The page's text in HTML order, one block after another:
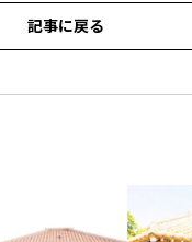
記事に戻る